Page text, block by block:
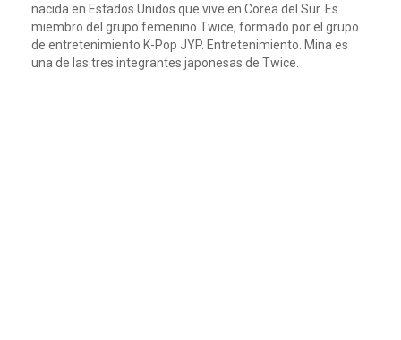
nacida en Estados Unidos que vive en Corea del Sur. Es
miembro del grupo femenino Twice, formado por el grupo
de entretenimiento K-Pop JYP. Entretenimiento. Mina es
una de las tres integrantes japonesas de Twice.